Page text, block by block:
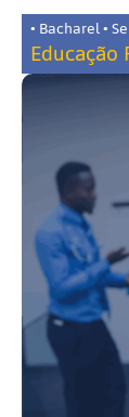
• Bacharel •
Educação